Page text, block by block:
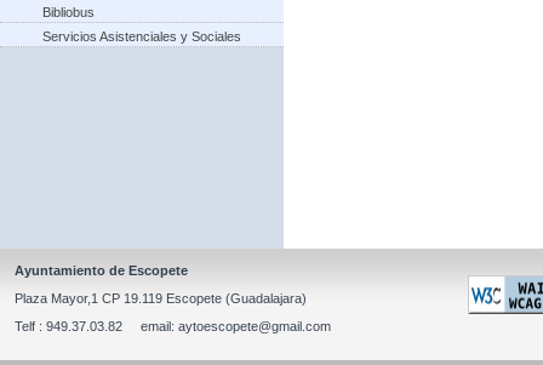
Bibliobus
Servicios Asistenciales y Sociales
Ayuntamiento de Escopete
Plaza Mayor,1 CP 19.119 Escopete (Guadalajara)
Telf : 949.37.03.82 email: aytoescopete@gmail.com